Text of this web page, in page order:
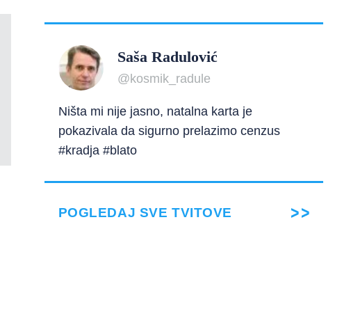
Saša Radulović
@kosmik_radule
Ništa mi nije jasno, natalna karta je
pokazivala da sigurno prelazimo cenzus
#kradja #blato
POGLEDAJ SVE TVITOVE